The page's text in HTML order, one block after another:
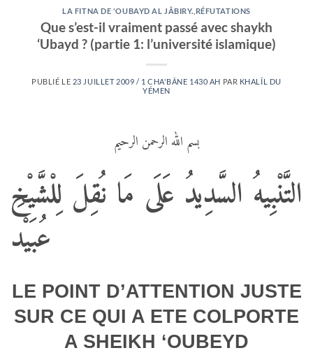
LA FITNA DE 'OUBAYD AL JÂBIRY. RÉFUTATIONS
Que s’est-il vraiment passé avec shaykh
‘Ubayd ? (partie 1: l’université islamique)
PUBLIÉ LE 23 JUILLET 2009 / 1 CHA'BÂNE 1430 AH PAR KHALÎL DU
YÉMEN
بسم الله الرحمن الرحيم
التَّنْبِيهُ السَّدِيدُ عَلَى مَا نُقِلَ لِلْشَّيْخِ
عُبَيْد
LE POINT D’ATTENTION JUSTE
SUR CE QUI A ETE COLPORTE
A SHEIKH ‘OUBEYD